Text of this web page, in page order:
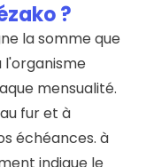
?
la somme que
l'organisme
mensualité.
fur et à
échéances. à